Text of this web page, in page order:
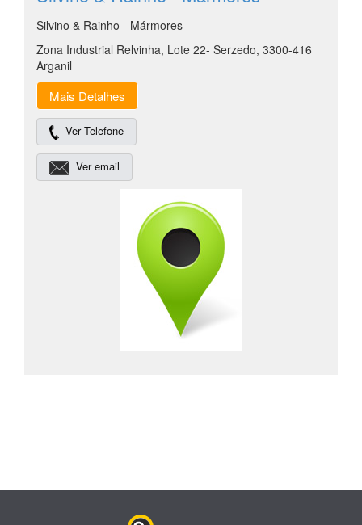
Silvino & Rainho - Mármores
Zona Industrial Relvinha, Lote 22- Serzedo, 3300-416
Arganil
Mais Detalhes
Ver Telefone
Ver email